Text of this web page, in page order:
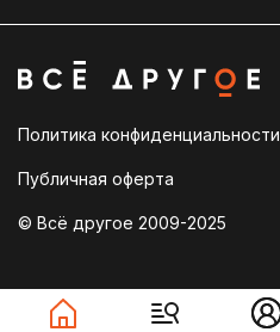
Политика конфиденциальности
Публичная оферта
© Всё другое 2009-2025